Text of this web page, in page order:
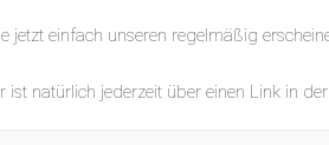
jetzt einfach unseren regelmäßig
ist natürlich jederzeit über einen Link in